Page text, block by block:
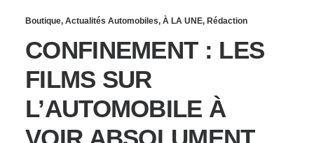
Boutique, Actualités Automobiles, À LA UNE, Rédaction
CONFINEMENT : LES
FILMS SUR
L’AUTOMOBILE À